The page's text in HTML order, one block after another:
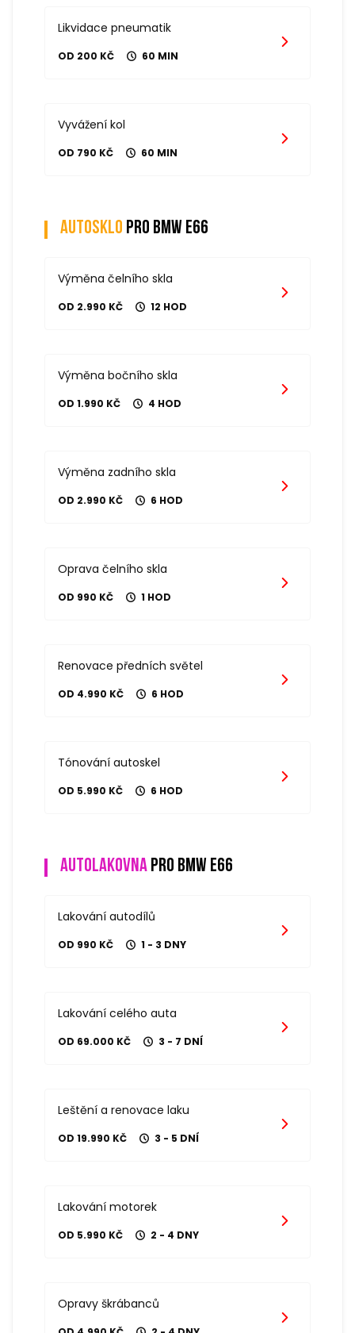
Likvidace pneumatik
OD 200 KČ 60 MIN
Vyvážení kol
OD 790 KČ 60 MIN
Autosklo pro bmw e66
Výměna čelního skla
OD 2.990 KČ 12 HOD
Výměna bočního skla
OD 1.990 KČ 4 HOD
Výměna zadního skla
OD 2.990 KČ 6 HOD
Oprava čelního skla
OD 990 KČ 1 HOD
Renovace předních světel
OD 4.990 KČ 6 HOD
Tónování autoskel
OD 5.990 KČ 6 HOD
Autolakovna pro bmw e66
Lakování autodílů
OD 990 KČ 1 - 3 DNY
Lakování celého auta
OD 69.000 KČ 3 - 7 DNÍ
Leštění a renovace laku
OD 19.990 KČ 3 - 5 DNÍ
Lakování motorek
OD 5.990 KČ 2 - 4 DNY
Opravy škrábanců